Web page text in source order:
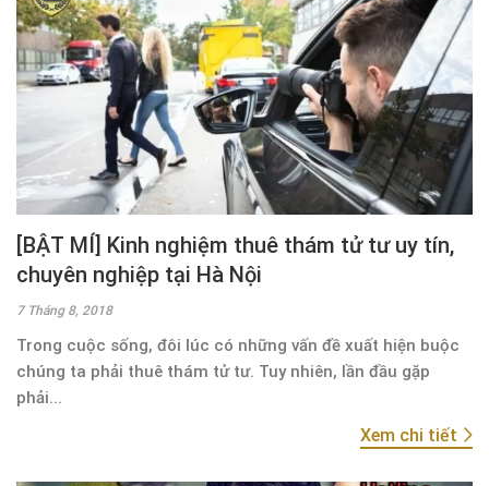
[BẬT MÍ] Kinh nghiệm thuê thám tử tư uy tín,
chuyên nghiệp tại Hà Nội
7 Tháng 8, 2018
Trong cuộc sống, đôi lúc có những vấn đề xuất hiện buộc
chúng ta phải thuê thám tử tư. Tuy nhiên, lần đầu gặp
phải...
Xem chi tiết